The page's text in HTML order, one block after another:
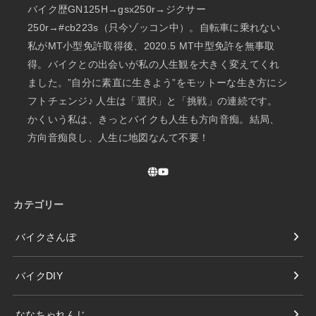
バイク歴GN125H→gsx250r→ジクサー
250r→#cb223s（只今ゾッコン中）。自転車に乗れない
私がMT小型免許取得後、2020.5 MT中型免許を無事取
得。バイクとの出会いが私の人生観を大きく変えてくれ
ました。”自分に素直に生きよう”をモットーな生き方にシ
フトチェンジ♪ 人生は「選択」と「挑戦」の連続です。
かくいう私は、きっとバイクも人生も方向音痴。結局、
方向音痴良し、人生に地図なんて不要！
カテゴリー
バイクさんぽ
バイクDIY